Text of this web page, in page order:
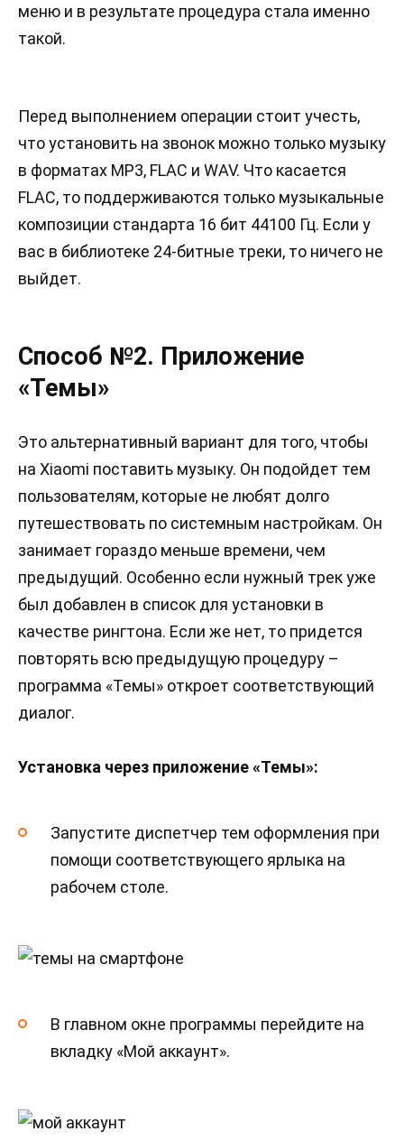
меню и в результате процедура стала именно
такой.
Перед выполнением операции стоит учесть,
что установить на звонок можно только музыку
в форматах MP3, FLAC и WAV. Что касается
FLAC, то поддерживаются только музыкальные
композиции стандарта 16 бит 44100 Гц. Если у
вас в библиотеке 24-битные треки, то ничего не
выйдет.
Способ №2. Приложение
«Темы»
Это альтернативный вариант для того, чтобы
на Xiaomi поставить музыку. Он подойдет тем
пользователям, которые не любят долго
путешествовать по системным настройкам. Он
занимает гораздо меньше времени, чем
предыдущий. Особенно если нужный трек уже
был добавлен в список для установки в
качестве рингтона. Если же нет, то придется
повторять всю предыдущую процедуру –
программа «Темы» откроет соответствующий
диалог.
Установка через приложение «Темы»:
Запустите диспетчер тем оформления при
помощи соответствующего ярлыка на
рабочем столе.
В главном окне программы перейдите на
вкладку «Мой аккаунт».